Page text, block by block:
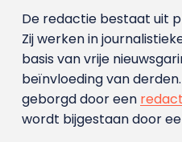
De redactie bestaat uit
Zij werken in
basis van vrije
beïnvloeding van
geborgd door een
wordt bijgestaan door